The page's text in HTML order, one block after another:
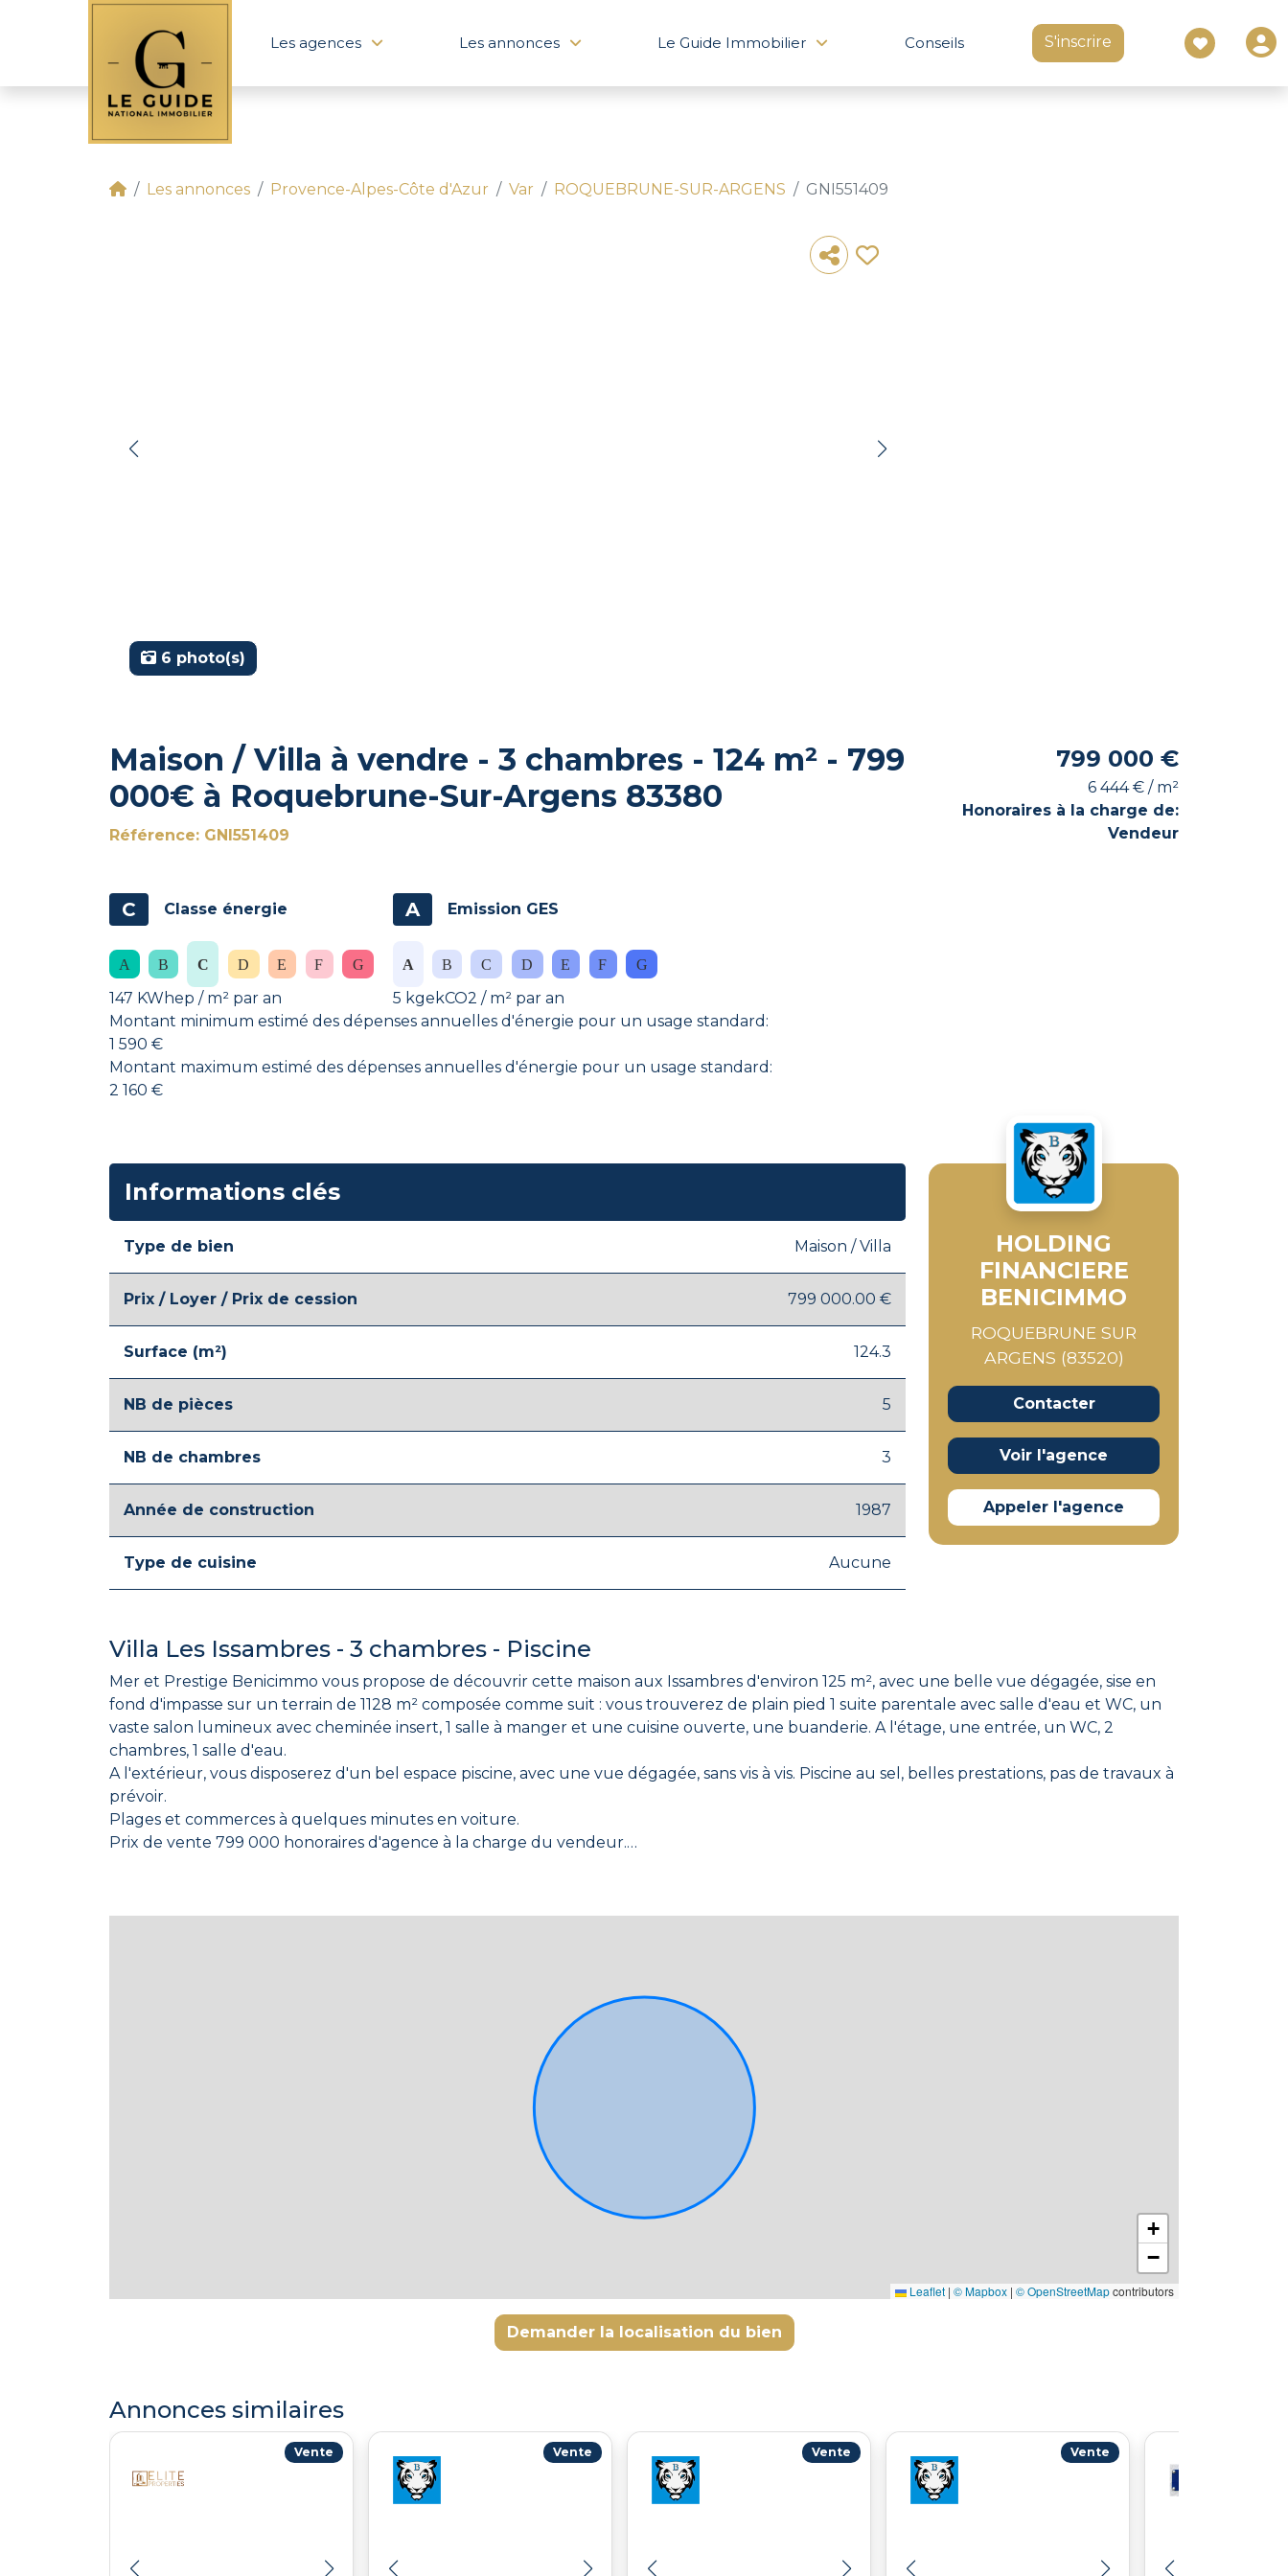
Les agences Les annonces Le Guide Immobilier Conseils S'inscrire
Les annonces Provence-Alpes-Côte d'Azur Var ROQUEBRUNE-SUR-ARGENS GNI551409
6 photo(s)
Maison / Villa à vendre - 3 chambres - 124 m² - 799
000€ à Roquebrune-Sur-Argens 83380
Référence: GNI551409
C Classe énergie
147 KWhep / m² par an
A Emission GES
5 kgekCO2 / m² par an
Montant minimum estimé des dépenses annuelles d'énergie pour un usage standard:
1 590 €
Montant maximum estimé des dépenses annuelles d'énergie pour un usage standard:
2 160 €
799 000 €
6 444 € / m²
Honoraires à la charge de:
Vendeur
Informations clés
Type de bien Maison / Villa
Prix / Loyer / Prix de cession 799 000.00 €
Surface (m²) 124.3
NB de pièces 5
NB de chambres 3
Année de construction 1987
Type de cuisine Aucune
HOLDING
FINANCIERE
BENICIMMO
ROQUEBRUNE SUR
ARGENS (83520)
Contacter
Voir l'agence
Appeler l'agence
Villa Les Issambres - 3 chambres - Piscine
Mer et Prestige Benicimmo vous propose de découvrir cette maison aux Issambres d'environ 125 m², avec une belle vue dégagée, sise en
fond d'impasse sur un terrain de 1128 m² composée comme suit : vous trouverez de plain pied 1 suite parentale avec salle d'eau et WC, un
vaste salon lumineux avec cheminée insert, 1 salle à manger et une cuisine ouverte, une buanderie. A l'étage, une entrée, un WC, 2
chambres, 1 salle d'eau.
A l'extérieur, vous disposerez d'un bel espace piscine, avec une vue dégagée, sans vis à vis. Piscine au sel, belles prestations, pas de travaux à
prévoir.
Plages et commerces à quelques minutes en voiture.
Prix de vente 799 000 honoraires d'agence à la charge du vendeur.
+
−
Leaflet | © Mapbox | © OpenStreetMapcontributors
Demander la localisation du bien
Annonces similaires
Vente Vente Vente Vente